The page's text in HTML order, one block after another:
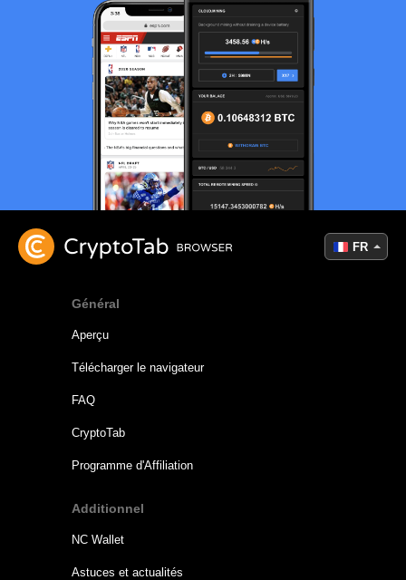
Général
Aperçu
Télécharger le navigateur
FAQ
CryptoTab
Programme d'Affiliation
Additionnel
NC Wallet
Astuces et actualités
FR